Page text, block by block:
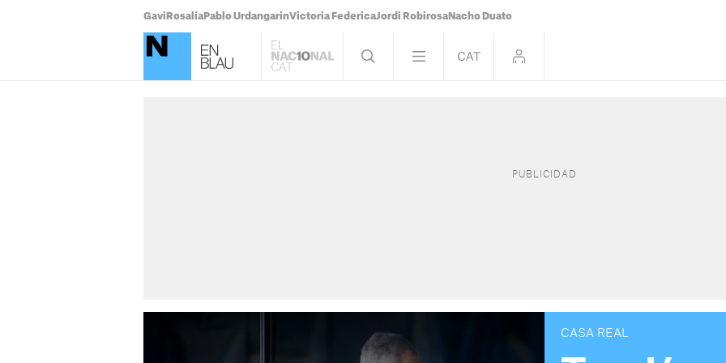
Gavi Rosalía Pablo UrdangarinVictoria FedericaJordi Robirosa Nacho Duato
CASA REAL